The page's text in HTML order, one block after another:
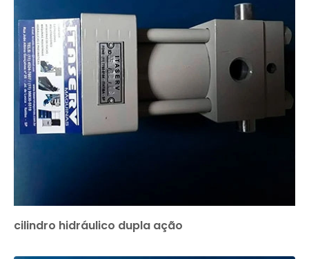
cilindro hidráulico dupla ação